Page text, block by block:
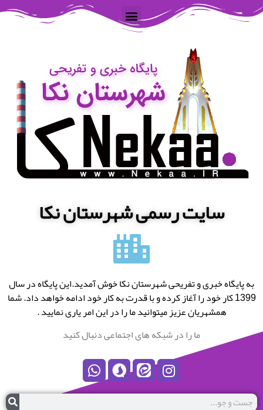
سایت رسمی شهرستان نکا
به پایگاه خبری و تفریحی شهرستان نکا خوش آمدید.این پایگاه در سال
1399 کار خود را آغاز کرده و با قدرت به کار خود ادامه خواهد داد. شما
همشهریان عزیز میتوانید ما را در این امر یاری نمایید .
ما را در شبکه های اجتماعی دنبال کنید